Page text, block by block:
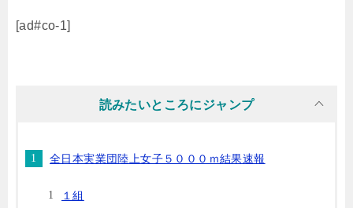
[ad#co-1]
読みたいところにジャンプ
全日本実業団陸上女子５０００ｍ結果速報
１組